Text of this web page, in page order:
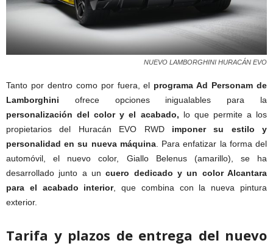
NUEVO LAMBORGHINI HURACÁN EVO
Tanto por dentro como por fuera, el programa Ad Personam de
Lamborghini ofrece opciones inigualables para la
personalización del color y el acabado, lo que permite a los
propietarios del Huracán EVO RWD imponer su estilo y
personalidad en su nueva máquina. Para enfatizar la forma del
automóvil, el nuevo color, Giallo Belenus (amarillo), se ha
desarrollado junto a uncuero dedicado y un color Alcantara
para el acabado interior, que combina con la nueva pintura
exterior.
Tarifa y plazos de entrega del nuevo